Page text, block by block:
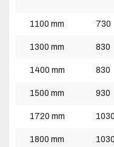
1100 mm 730
1300 mm 830
1400 mm 830
1500 mm 930
1720 mm 1030
1800 mm 1030